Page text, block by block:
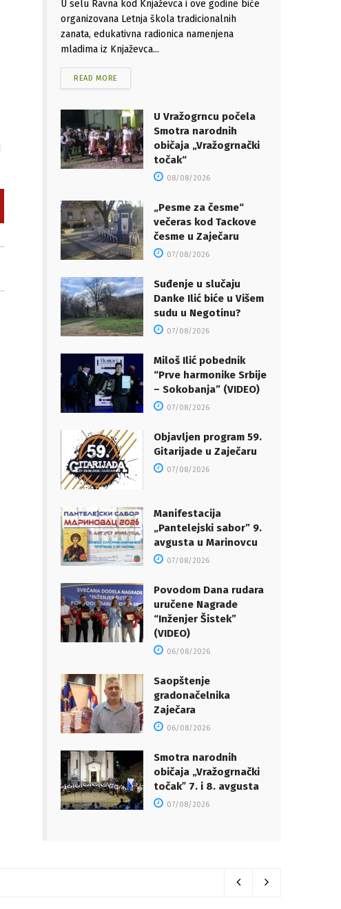
U selu Ravna kod Knjaževca i ove godine biće
organizovana Letnja škola tradicionalnih
zanata, edukativna radionica namenjena
mladima iz Knjaževca...
READ MORE
U Vražogrncu počela
Smotra narodnih
običaja „Vražogrnački
točak“
08/08/2026
„Pesme za česme“
večeras kod Tackove
česme u Zaječaru
07/08/2026
Suđenje u slučaju
Danke Ilić biće u Višem
sudu u Negotinu?
07/08/2026
Miloš Ilić pobednik
“Prve harmonike Srbije
– Sokobanja” (VIDEO)
07/08/2026
Objavljen program 59.
Gitarijade u Zaječaru
07/08/2026
Manifestacija
„Pantelejski sabor” 9.
avgusta u Marinovcu
07/08/2026
Povodom Dana rudara
uručene Nagrade
“Inženjer Šistek”
(VIDEO)
06/08/2026
Saopštenje
gradonačelnika
Zaječara
06/08/2026
Smotra narodnih
običaja „Vražogrnački
točakˮ 7. i 8. avgusta
07/08/2026